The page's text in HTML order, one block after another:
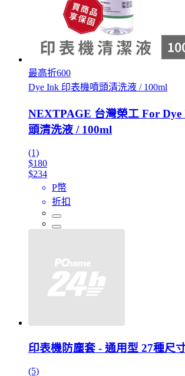
最高折600
Dye Ink 印表機噴頭清洗液 / 100ml
NEXTPAGE 台灣榮工 For
頭清洗液 / 100ml
(1)
$180
$234
P幣
折扣
印表機防塵套 - 通用型 27種尺
(5)